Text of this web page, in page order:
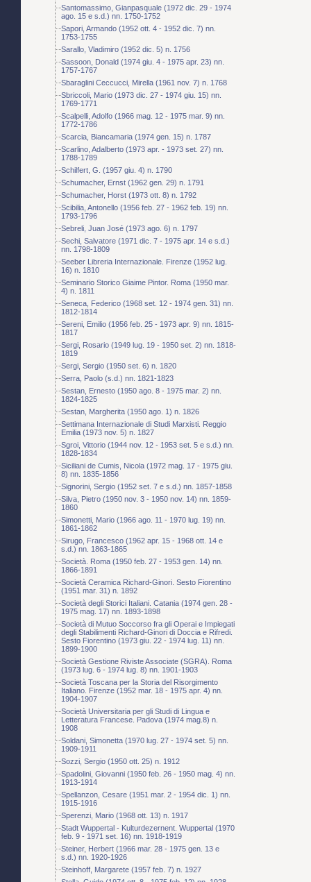
Santomassimo, Gianpasquale (1972 dic. 29 - 1974
ago. 15 e s.d.) nn. 1750-1752
Sapori, Armando (1952 ott. 4 - 1952 dic. 7) nn.
1753-1755
Sarallo, Vladimiro (1952 dic. 5) n. 1756
Sassoon, Donald (1974 giu. 4 - 1975 apr. 23) nn.
1757-1767
Sbaraglini Ceccucci, Mirella (1961 nov. 7) n. 1768
Sbriccoli, Mario (1973 dic. 27 - 1974 giu. 15) nn.
1769-1771
Scalpelli, Adolfo (1966 mag. 12 - 1975 mar. 9) nn.
1772-1786
Scarcia, Biancamaria (1974 gen. 15) n. 1787
Scarlino, Adalberto (1973 apr. - 1973 set. 27) nn.
1788-1789
Schilfert, G. (1957 giu. 4) n. 1790
Schumacher, Ernst (1962 gen. 29) n. 1791
Schumacher, Horst (1973 ott. 8) n. 1792
Scibilia, Antonello (1956 feb. 27 - 1962 feb. 19) nn.
1793-1796
Sebreli, Juan José (1973 ago. 6) n. 1797
Sechi, Salvatore (1971 dic. 7 - 1975 apr. 14 e s.d.)
nn. 1798-1809
Seeber Libreria Internazionale. Firenze (1952 lug.
16) n. 1810
Seminario Storico Giaime Pintor. Roma (1950 mar.
4) n. 1811
Seneca, Federico (1968 set. 12 - 1974 gen. 31) nn.
1812-1814
Sereni, Emilio (1956 feb. 25 - 1973 apr. 9) nn. 1815-
1817
Sergi, Rosario (1949 lug. 19 - 1950 set. 2) nn. 1818-
1819
Sergi, Sergio (1950 set. 6) n. 1820
Serra, Paolo (s.d.) nn. 1821-1823
Sestan, Ernesto (1950 ago. 8 - 1975 mar. 2) nn.
1824-1825
Sestan, Margherita (1950 ago. 1) n. 1826
Settimana Internazionale di Studi Marxisti. Reggio
Emilia (1973 nov. 5) n. 1827
Sgroi, Vittorio (1944 nov. 12 - 1953 set. 5 e s.d.) nn.
1828-1834
Siciliani de Cumis, Nicola (1972 mag. 17 - 1975 giu.
8) nn. 1835-1856
Signorini, Sergio (1952 set. 7 e s.d.) nn. 1857-1858
Silva, Pietro (1950 nov. 3 - 1950 nov. 14) nn. 1859-
1860
Simonetti, Mario (1966 ago. 11 - 1970 lug. 19) nn.
1861-1862
Sirugo, Francesco (1962 apr. 15 - 1968 ott. 14 e
s.d.) nn. 1863-1865
Società. Roma (1950 feb. 27 - 1953 gen. 14) nn.
1866-1891
Società Ceramica Richard-Ginori. Sesto Fiorentino
(1951 mar. 31) n. 1892
Società degli Storici Italiani. Catania (1974 gen. 28 -
1975 mag. 17) nn. 1893-1898
Società di Mutuo Soccorso fra gli Operai e Impiegati
degli Stabilimenti Richard-Ginori di Doccia e Rifredi.
Sesto Fiorentino (1973 giu. 22 - 1974 lug. 11) nn.
1899-1900
Società Gestione Riviste Associate (SGRA). Roma
(1973 lug. 6 - 1974 lug. 8) nn. 1901-1903
Società Toscana per la Storia del Risorgimento
Italiano. Firenze (1952 mar. 18 - 1975 apr. 4) nn.
1904-1907
Società Universitaria per gli Studi di Lingua e
Letteratura Francese. Padova (1974 mag.8) n.
1908
Soldani, Simonetta (1970 lug. 27 - 1974 set. 5) nn.
1909-1911
Sozzi, Sergio (1950 ott. 25) n. 1912
Spadolini, Giovanni (1950 feb. 26 - 1950 mag. 4) nn.
1913-1914
Spellanzon, Cesare (1951 mar. 2 - 1954 dic. 1) nn.
1915-1916
Sperenzi, Mario (1968 ott. 13) n. 1917
Stadt Wuppertal - Kulturdezernent. Wuppertal (1970
feb. 9 - 1971 set. 16) nn. 1918-1919
Steiner, Herbert (1966 mar. 28 - 1975 gen. 13 e
s.d.) nn. 1920-1926
Steinhoff, Margarete (1957 feb. 7) n. 1927